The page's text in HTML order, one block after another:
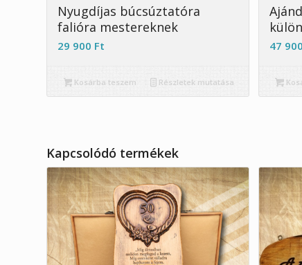
5.00
Nyugdíjas búcsúztatóra
falióra mestereknek
29 900 Ft
Kosárba teszem Részletek mutatása
47 900
Kapcsolódó termékek